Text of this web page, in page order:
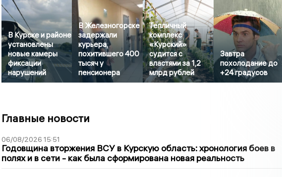
В Курске и районе
установлены
новые камеры
фиксации
нарушений
В Железногорске
задержали
курьера,
похитившего 400
тысяч у
пенсионера
Тепличный
комплекс
«Курский»
судится с
властями за 1,2
млрд рублей
Завтра
похолодание до
+24 градусов
Главные новости
06/08/2026 15:51
Годовщина вторжения ВСУ в Курскую область: хронология боев в
полях и в сети - как была сформирована новая реальность